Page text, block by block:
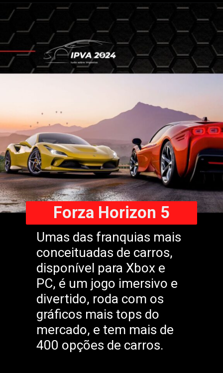
Umas das franquias mais
conceituadas de carros,
disponível para Xbox e
PC, é um jogo imersivo e
divertido, roda com os
gráficos mais tops do
mercado, e tem mais de
400 opções de carros.
Forza Horizon 5